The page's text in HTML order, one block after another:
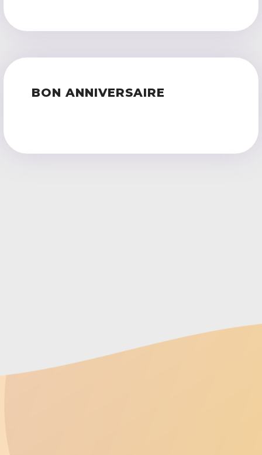
BON ANNIVERSAIRE